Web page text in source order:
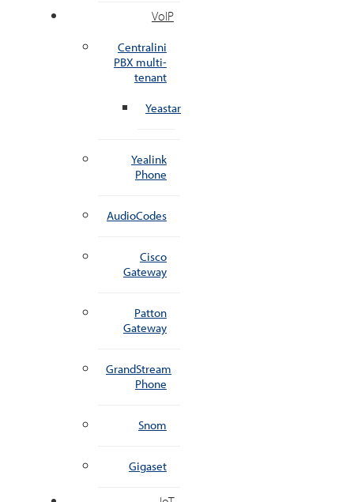
VoIP
Centralini
PBX multi-
tenant
Yeastar
Yealink
Phone
AudioCodes
Cisco
Gateway
Patton
Gateway
GrandStream
Phone
Snom
Gigaset